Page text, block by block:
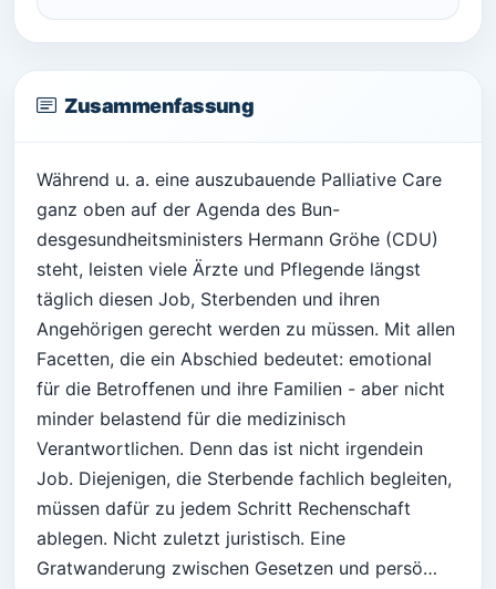
Zusammenfassung
Während u. a. eine auszubauende Palliative Care
ganz oben auf der Agenda des Bun-
desgesundheitsministers Hermann Gröhe (CDU)
steht, leisten viele Ärzte und Pflegende längst
täglich diesen Job, Sterbenden und ihren
Angehörigen gerecht werden zu müssen. Mit allen
Facetten, die ein Abschied bedeutet: emotional
für die Betroffenen und ihre Familien - aber nicht
minder belastend für die medizinisch
Verantwortlichen. Denn das ist nicht irgendein
Job. Diejenigen, die Sterbende fachlich begleiten,
müssen dafür zu jedem Schritt Rechenschaft
ablegen. Nicht zuletzt juristisch. Eine
Gratwanderung zwischen Gesetzen und persö…